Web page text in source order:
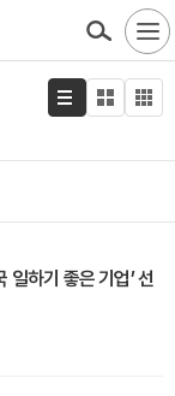
일하기 좋은 기업’ 선